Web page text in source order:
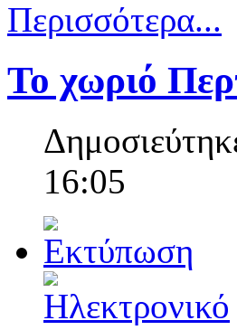
Περισσότερα...
Το χωριό
16:05